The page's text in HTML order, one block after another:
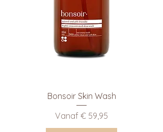
Bonsoir Skin Wash
Vanaf € 59,95
Verkoopprijs